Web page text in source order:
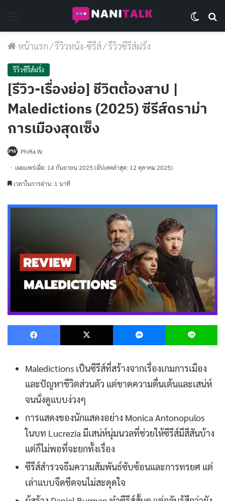
หน้าแรก/รีวิวหนัง-ซีรีส์/รีวิวซีรีส์ฝรั่ง
รีวิวซีรีส์ฝรั่ง
[รีวิว-เรื่องย่อ] ชีวิตต้องสาป |
Maledictions (2025) ซีรีส์ดราม่า
การเมืองสุดเซ็ง
PhiRa W.
เผยแพร่เมื่อ: 14 กันยายน 2025 (อัปเดตล่าสุด: 12 ตุลาคม 2025)
เวลาในการอ่าน: 1 นาที
Facebook X Messenger
Maledictions เป็นซีรีส์ที่สร้างจากเรื่องเกมการเมือง
และปัญหาชีวิตส่วนตัว แต่ขาดความตื่นเต้นและเสน่ห์
จนนั่งดูแบบง่วงๆ
การแสดงของนักแสดงอย่าง Monica Antonopulos
ในบท Lucrezia มีเสน่ห์นุ่มนวลที่ช่วยให้ซีรีส์มีสีสันบ้าง
แต่ก็ไม่พอที่จะยกทั้งเรื่อง
ซีรีส์สำรวจธีมความสัมพันธ์ซับซ้อนและการทรยศ แต่
เล่าแบบจืดชืดจนไม่สะดุดใจ